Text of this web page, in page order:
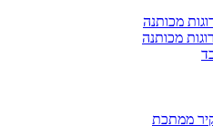
מכותנה
מכותנה
ממתכת